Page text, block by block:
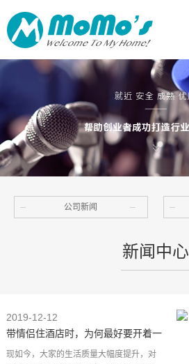
公司新闻
新闻中心
2019-12-12
带情侣住酒店时，为何最好要开着一
盏灯？酒店前台：有几点好处！
现如今，大家的生活质量大幅度提升，对